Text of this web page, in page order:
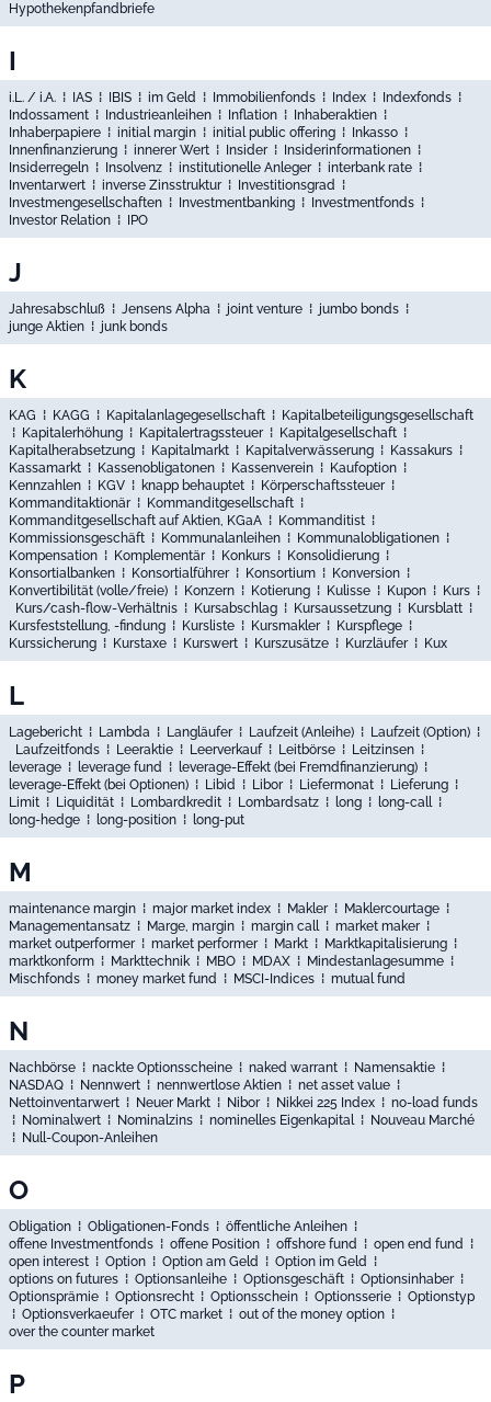
Hypothekenpfandbriefe
I
i.L. / i.A. ⁞ IAS ⁞ IBIS ⁞ im Geld ⁞ Immobilienfonds ⁞ Index ⁞ Indexfonds ⁞
Indossament ⁞ Industrieanleihen ⁞ Inflation ⁞ Inhaberaktien ⁞
Inhaberpapiere ⁞ initial margin ⁞ initial public offering ⁞ Inkasso ⁞
Innenfinanzierung ⁞ innerer Wert ⁞ Insider⁞ Insiderinformationen ⁞
Insiderregeln ⁞ Insolvenz ⁞ institutionelle Anleger⁞ interbank rate ⁞
Inventarwert ⁞ inverse Zinsstruktur⁞ Investitionsgrad ⁞
Investmengesellschaften ⁞ Investmentbanking ⁞ Investmentfonds ⁞
Investor Relation ⁞ IPO
J
Jahresabschluß ⁞ Jensens Alpha ⁞ joint venture ⁞ jumbo bonds ⁞
junge Aktien ⁞ junk bonds
K
KAG ⁞ KAGG ⁞ Kapitalanlagegesellschaft ⁞ Kapitalbeteiligungsgesellschaft
⁞ Kapitalerhöhung ⁞ Kapitalertragssteuer⁞ Kapitalgesellschaft ⁞
Kapitalherabsetzung ⁞ Kapitalmarkt ⁞ Kapitalverwässerung ⁞ Kassakurs ⁞
Kassamarkt ⁞ Kassenobligatonen ⁞ Kassenverein ⁞ Kaufoption ⁞
Kennzahlen ⁞ KGV ⁞ knapp behauptet ⁞ Körperschaftssteuer⁞
Kommanditaktionär⁞ Kommanditgesellschaft ⁞
Kommanditgesellschaft auf Aktien, KGaA ⁞ Kommanditist ⁞
Kommissionsgeschäft ⁞ Kommunalanleihen ⁞ Kommunalobligationen ⁞
Kompensation ⁞ Komplementär⁞ Konkurs ⁞ Konsolidierung ⁞
Konsortialbanken ⁞ Konsortialführer⁞ Konsortium ⁞ Konversion ⁞
Konvertibilität (volle/freie) ⁞ Konzern ⁞ Kotierung ⁞ Kulisse ⁞ Kupon ⁞ Kurs ⁞
Kurs/cash-flow-Verhältnis ⁞ Kursabschlag ⁞ Kursaussetzung ⁞ Kursblatt ⁞
Kursfeststellung, -findung ⁞ Kursliste ⁞ Kursmakler⁞ Kurspflege ⁞
Kurssicherung ⁞ Kurstaxe ⁞ Kurswert ⁞ Kurszusätze ⁞ Kurzläufer⁞ Kux
L
Lagebericht ⁞ Lambda ⁞ Langläufer⁞ Laufzeit (Anleihe) ⁞ Laufzeit (Option) ⁞
Laufzeitfonds ⁞ Leeraktie ⁞ Leerverkauf ⁞ Leitbörse ⁞ Leitzinsen ⁞
leverage ⁞ leverage fund ⁞ leverage-Effekt (bei Fremdfinanzierung) ⁞
leverage-Effekt (bei Optionen) ⁞ Libid ⁞ Libor⁞ Liefermonat ⁞ Lieferung ⁞
Limit ⁞ Liquidität ⁞ Lombardkredit ⁞ Lombardsatz ⁞ long ⁞ long-call⁞
long-hedge ⁞ long-position ⁞ long-put
M
maintenance margin ⁞ major market index ⁞ Makler⁞ Maklercourtage ⁞
Managementansatz ⁞ Marge, margin ⁞ margin call⁞ market maker⁞
market outperformer⁞ market performer⁞ Markt ⁞ Marktkapitalisierung ⁞
marktkonform ⁞ Markttechnik⁞ MBO ⁞ MDAX ⁞ Mindestanlagesumme ⁞
Mischfonds ⁞ money market fund ⁞ MSCI-Indices ⁞ mutual fund
N
Nachbörse ⁞ nackte Optionsscheine ⁞ naked warrant ⁞ Namensaktie ⁞
NASDAQ ⁞ Nennwert ⁞ nennwertlose Aktien ⁞ net asset value ⁞
Nettoinventarwert ⁞ Neuer Markt ⁞ Nibor⁞ Nikkei 225 Index ⁞ no-load funds
⁞ Nominalwert ⁞ Nominalzins ⁞ nominelles Eigenkapital⁞ Nouveau Marché
⁞ Null-Coupon-Anleihen
O
Obligation ⁞ Obligationen-Fonds ⁞ öffentliche Anleihen ⁞
offene Investmentfonds ⁞ offene Position ⁞ offshore fund ⁞ open end fund ⁞
open interest ⁞ Option ⁞ Option am Geld ⁞ Option im Geld ⁞
options on futures ⁞ Optionsanleihe ⁞ Optionsgeschäft ⁞ Optionsinhaber⁞
Optionsprämie ⁞ Optionsrecht ⁞ Optionsschein ⁞ Optionsserie ⁞ Optionstyp
⁞ Optionsverkaeufer⁞ OTC market ⁞ out of the money option ⁞
over the counter market
P